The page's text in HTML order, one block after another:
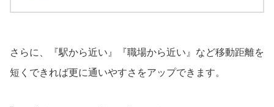
さらに、『駅から近い』『職場から近い』など移動距離を
短くできれば更に通いやすさをアップできます。